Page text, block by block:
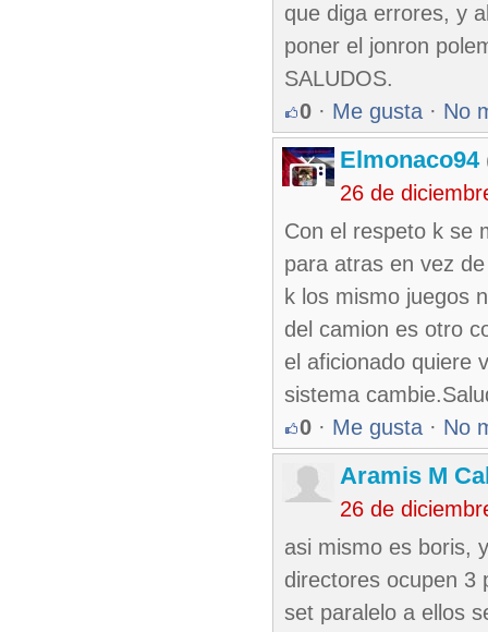
que diga errores, y
poner el jonron
SALUDOS.
0 · Me gusta · No
Elmonaco94
26 de
Con el respeto k se
para atras en vez
k los mismo juegos
del camion es otro
el aficionado quiere
sistema
0 · Me gusta · No
Aramis M
26 de
asi mismo es boris,
directores ocupen 3
set paralelo a ellos